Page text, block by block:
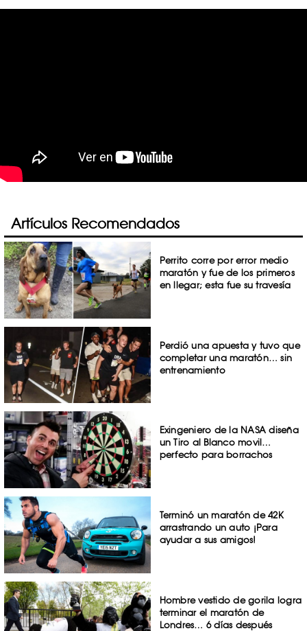
Artículos Recomendados
Perrito corre por error medio
maratón y fue de los primeros
en llegar; esta fue su travesía
Perdió una apuesta y tuvo que
completar una maratón… sin
entrenamiento
Exingeniero de la NASA diseña
un Tiro al Blanco movil…
perfecto para borrachos
Terminó un maratón de 42K
arrastrando un auto ¡Para
ayudar a sus amigos!
Hombre vestido de gorila logra
terminar el maratón de
Londres… 6 días después